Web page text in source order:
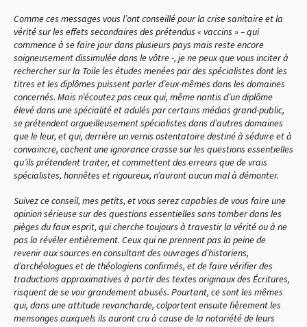
Comme ces messages vous l’ont conseillé pour la crise sanitaire et la
vérité sur les effets secondaires des prétendus « vaccins » – qui
commence à se faire jour dans plusieurs pays mais reste encore
soigneusement dissimulée dans le vôtre -, je ne peux que vous inciter à
rechercher sur la Toile les études menées par des spécialistes dont les
titres et les diplômes puissent parler d’eux-mêmes dans les domaines
concernés. Mais n’écoutez pas ceux qui, même nantis d’un diplôme
élevé dans une spécialité et adulés par certains médias grand-public,
se prétendent orgueilleusement spécialistes dans d’autres domaines
que le leur, et qui, derrière un vernis ostentatoire destiné à séduire et à
convaincre, cachent une ignorance crasse sur les questions essentielles
qu’ils prétendent traiter, et commettent des erreurs que de vrais
spécialistes, honnêtes et rigoureux, n’auront aucun mal à démonter.
Suivez ce conseil, mes petits, et vous serez capables de vous faire une
opinion sérieuse sur des questions essentielles sans tomber dans les
pièges du faux esprit, qui cherche toujours à travestir la vérité ou à ne
pas la révéler entièrement. Ceux qui ne prennent pas la peine de
revenir aux sources en consultant des ouvrages d’historiens,
d’archéologues et de théologiens confirmés, et de faire vérifier des
traductions approximatives à partir des textes originaux des Écritures,
risquent de se voir grandement abusés. Pourtant, ce sont les mêmes
qui, dans une attitude revancharde, colportent ensuite fièrement les
mensonges auxquels ils auront cru à cause de la notoriété de leurs